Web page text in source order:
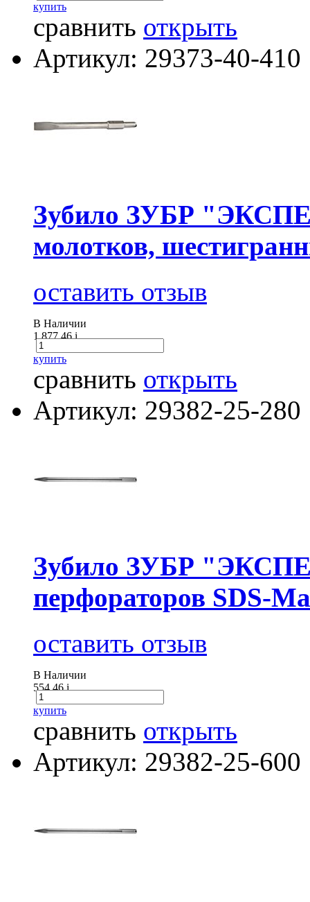
купить
сравнить открыть
Артикул: 29373-40-410
Зубило ЗУБР
молотков,
оставить отзыв
В Наличии
1 877.46i
купить
сравнить открыть
Артикул: 29382-25-280
Зубило ЗУБР
перфораторов SDS-
оставить отзыв
В Наличии
554.46i
купить
сравнить открыть
Артикул: 29382-25-600